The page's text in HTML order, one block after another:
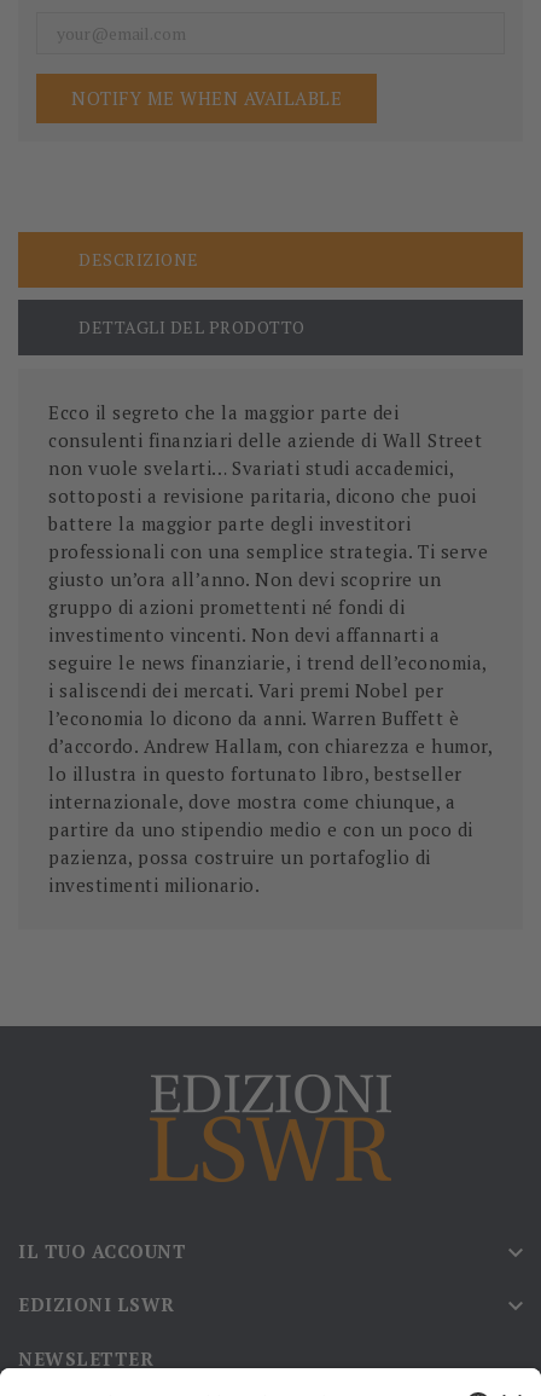
NOTIFY ME WHEN AVAILABLE
DESCRIZIONE
DETTAGLI DEL PRODOTTO
Ecco il segreto che la maggior parte dei
consulenti finanziari delle aziende di Wall Street
non vuole svelarti… Svariati studi accademici,
sottoposti a revisione paritaria, dicono che puoi
battere la maggior parte degli investitori
professionali con una semplice strategia. Ti serve
giusto un’ora all’anno. Non devi scoprire un
gruppo di azioni promettenti né fondi di
investimento vincenti. Non devi affannarti a
seguire le news finanziarie, i trend dell’economia,
i saliscendi dei mercati. Vari premi Nobel per
l’economia lo dicono da anni. Warren Buffett è
d’accordo. Andrew Hallam, con chiarezza e humor,
lo illustra in questo fortunato libro, best­seller
internazionale, dove mostra come chiunque, a
partire da uno stipendio medio e con un poco di
pazienza, possa costruire un portafoglio di
investimenti milionario.
IL TUO ACCOUNT 
EDIZIONI LSWR 
NEWSLETTER